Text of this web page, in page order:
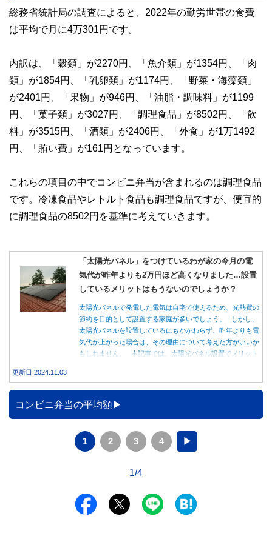
執筆者・監修者による執筆体制を築くことで、内容のわかり
やすさはもちろんのこと、読み応えのあるコンテンツと確か
な情報発信を実現しています。
私たちは、快適でより良い生活のアイデアを提供するお金の
コンシェルジュを目指します。
総務省統計局の調査によると、2022年の勤労世帯の食費
は平均で月に4万301円です。
内訳は、「穀類」が2270円、「魚介類」が1354円、「肉
類」が1854円、「乳卵類」が1174円、「野菜・海藻類」
が2401円、「果物」が946円、「油脂・調味料」が1199
円、「菓子類」が3027円、「調理食品」が8502円、「飲
料」が3515円、「酒類」が2406円、「外食」が1万1492
円、「賄い費」が161円となっています。
これらの項目の中でコンビニ弁当が含まれるのは調理食品
です。冷凍食品やレトルト食品も調理食品ですが、便宜的
に調理食品の8502円を基準に考えていきます。
「太陽光パネル」をつけているわが家の今月の電
気代が昨年よりも2万円ほど高くなりました…設置
しているメリットはもうないのでしょうか？
太陽光パネルで発電した電気は自宅で使えるため、光熱費の
節約を目的として設置する家庭が多いでしょう。 しかし、
太陽光パネルを設置しているにもかかわらず、昨年よりも電
気代が上がった場合は、その理由について考えた方がいいか
もしれません。 本記事では、太陽光パネル設置でメリット
更新日:2024.11.03
コンビニ弁当の平均額
1 2 3 4 ▶
1/4